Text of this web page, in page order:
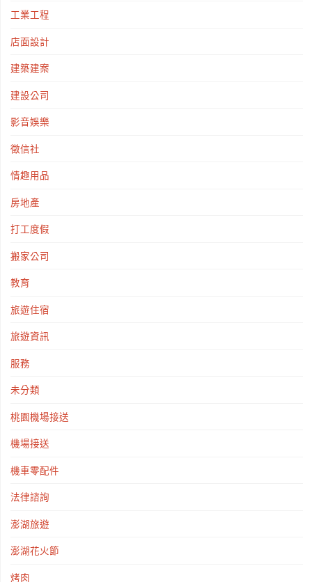
工業工程
店面設計
建築建案
建設公司
影音娛樂
徵信社
情趣用品
房地產
打工度假
搬家公司
教育
旅遊住宿
旅遊資訊
服務
未分類
桃園機場接送
機場接送
機車零配件
法律諮詢
澎湖旅遊
澎湖花火節
烤肉